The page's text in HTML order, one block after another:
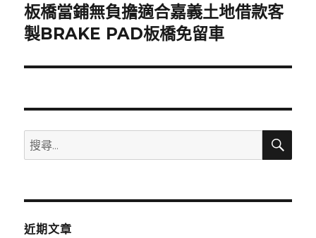
下
一
文
板橋當鋪無負擔適合嘉義土地借款客
製BRAKE PAD板橋免留車
搜
尋
鍵
搜
近期文章